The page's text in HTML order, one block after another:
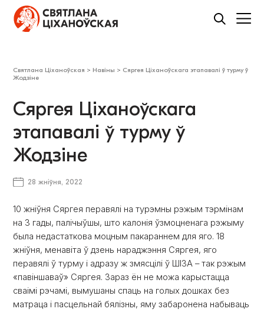
Святлана Ціханоўская > Навіны > Сяргея Ціханоўскага этапавалі ў турму ў
Жодзіне
Сяргея Ціханоўскага
этапавалі ў турму ў
Жодзіне
28 жніўня, 2022
10 жніўня Сяргея перавялі на турэмны рэжым тэрмінам
на 3 гады, палічыўшы, што калонія ўзмоцненага рэжыму
была недастаткова моцным пакараннем для яго. 18
жніўня, менавіта ў дзень нараджэння Сяргея, яго
перавялі ў турму і адразу ж змясцілі ў ШІЗА – так рэжым
«павіншаваў» Сяргея. Зараз ён не можа карыстацца
сваімі рэчамі, вымушаны спаць на голых дошках без
матраца і пасцельнай бялізны, яму забаронена набываць